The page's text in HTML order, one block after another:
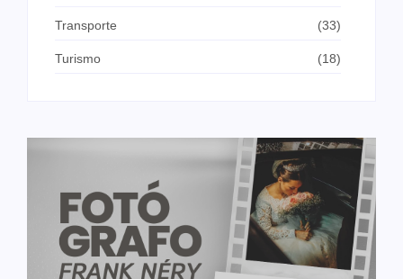
Transporte (33)
Turismo (18)